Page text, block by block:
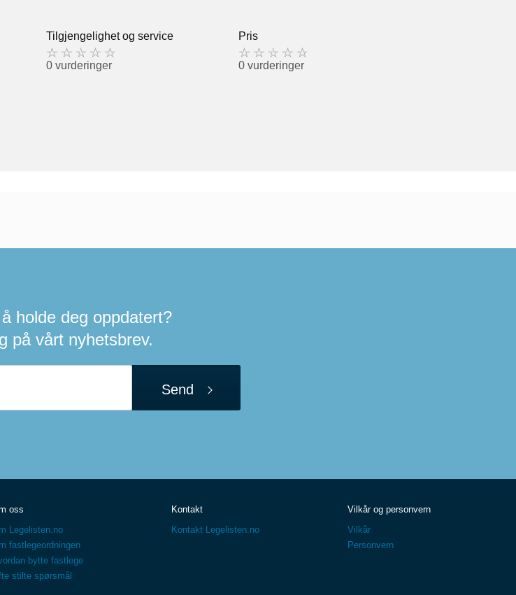
Tilgjengelighet og service
0 vurderinger
Pris
0 vurderinger
holde deg oppdatert?
på vårt nyhetsbrev.
Send
oss
Legelisten.no
fastlegeordningen
bytte fastlege
stilte spørsmål
Kontakt
Kontakt Legelisten.no
Vilkår og personvern
Vilkår
Personvern